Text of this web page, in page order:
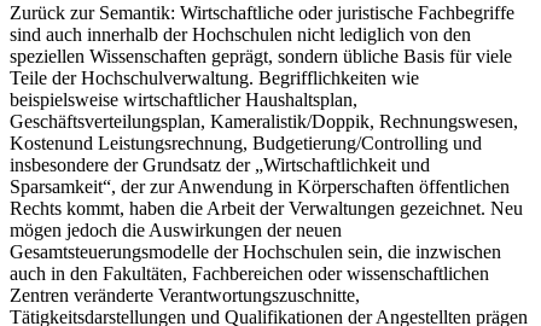
Zurück zur Semantik: Wirtschaftliche oder juristische Fachbegriffe
sind auch innerhalb der Hochschulen nicht lediglich von den
speziellen Wissenschaften geprägt, sondern übliche Basis für viele
Teile der Hochschulverwaltung. Begrifflichkeiten wie
beispielsweise wirtschaftlicher Haushaltsplan,
Geschäftsverteilungsplan, Kameralistik/Doppik, Rechnungswesen,
Kostenund Leistungsrechnung, Budgetierung/Controlling und
insbesondere der Grundsatz der „Wirtschaftlichkeit und
Sparsamkeit“, der zur Anwendung in Körperschaften öffentlichen
Rechts kommt, haben die Arbeit der Verwaltungen gezeichnet. Neu
mögen jedoch die Auswirkungen der neuen
Gesamtsteuerungsmodelle der Hochschulen sein, die inzwischen
auch in den Fakultäten, Fachbereichen oder wissenschaftlichen
Zentren veränderte Verantwortungszuschnitte,
Tätigkeitsdarstellungen und Qualifikationen der Angestellten prägen